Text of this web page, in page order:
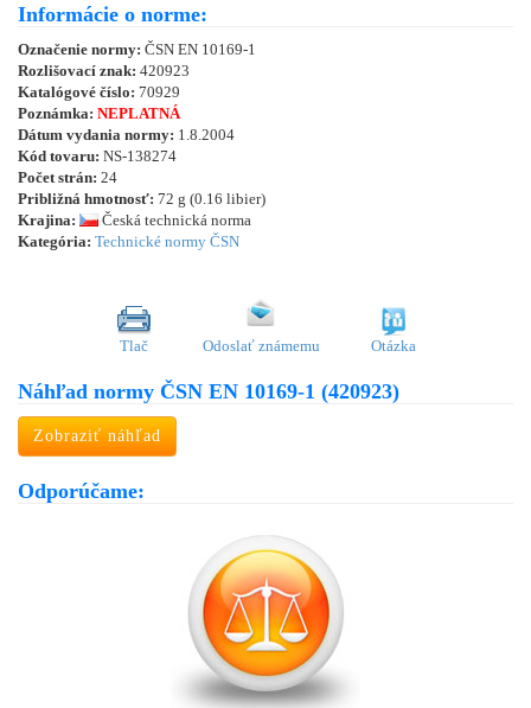
Informácie o norme:
Označenie normy: ČSN EN 10169-1
Rozlišovací znak: 420923
Katalógové číslo: 70929
Poznámka: NEPLATNÁ
Dátum vydania normy: 1.8.2004
Kód tovaru: NS-138274
Počet strán: 24
Približná hmotnosť: 72 g (0.16 libier)
Krajina:
Česká technická norma
Kategória: Technické normy ČSN
Tlač Odoslať známemu Otázka
Náhľad normy ČSN EN 10169-1 (420923)
Zobraziť náhľad
Odporúčame: